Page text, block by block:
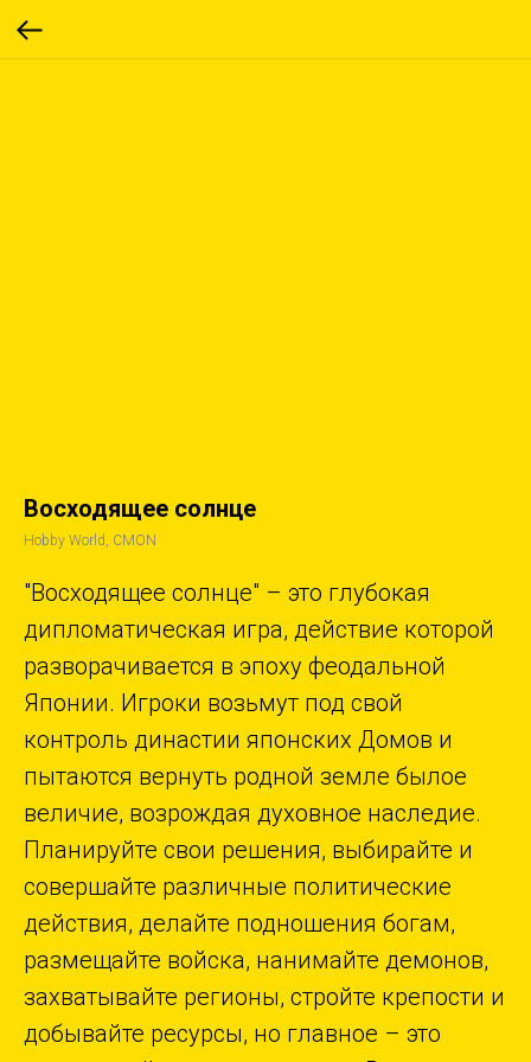
Восходящее солнце
Hobby World, CMON
"Восходящее солнце" – это глубокая
дипломатическая игра, действие которой
разворачивается в эпоху феодальной
Японии. Игроки возьмут под свой
контроль династии японских Домов и
пытаются вернуть родной земле былое
величие, возрождая духовное наследие.
Планируйте свои решения, выбирайте и
совершайте различные политические
действия, делайте подношения богам,
размещайте войска, нанимайте демонов,
захватывайте регионы, стройте крепости и
добывайте ресурсы, но главное – это